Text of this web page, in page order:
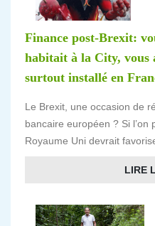
Finance post-Brexit:
habitait à la City, vous
surtout installé en
Le Brexit, une occasion de
bancaire européen ? Si
Royaume Uni devrait
LIRE